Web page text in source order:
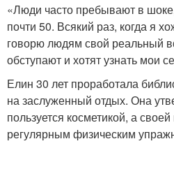
«Люди часто пребывают в
почти 50. Всякий раз, когда я
говорю людям свой реальный
обступают и хотят узнать мои
Елин 30 лет проработала
на заслуженный отдых. Она
пользуется косметикой, а
регулярным физическим